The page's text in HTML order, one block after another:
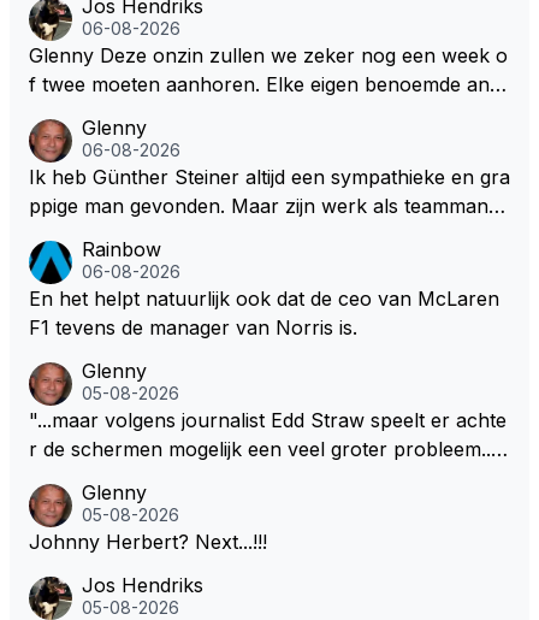
Jos Hendriks
06-08-2026
Glenny Deze onzin zullen we zeker nog een week o
f twee moeten aanhoren. Elke eigen benoemde anali
aan het einde van het liedje zitten ze er allemaal naa
st Dus glenny sterkte met deze bullshit lezen
Glenny
06-08-2026
Ik heb Günther Steiner altijd een sympathieke en gra
ppige man gevonden. Maar zijn werk als teammanag
oit veel indruk gemaakt. Voor mij persoonlijk lijkt hij d
ezelfde weg te bewandelen als analist. En dat is niet
vanwege zijn persoonlijke Top-3. Hij blijft sympathie
presentator bij RTL Duitsland, een televisiezender di
e de Formule 1 uitzendt in Duitsland..., mwah!
Rainbow
06-08-2026
En het helpt natuurlijk ook dat de ceo van McLaren
F1 tevens de manager van Norris is.
Glenny
05-08-2026
"...maar volgens journalist Edd Straw speelt er achte
r de schermen mogelijk een veel groter probleem..."
Glenny
05-08-2026
Johnny Herbert? Next...!!!
Jos Hendriks
05-08-2026